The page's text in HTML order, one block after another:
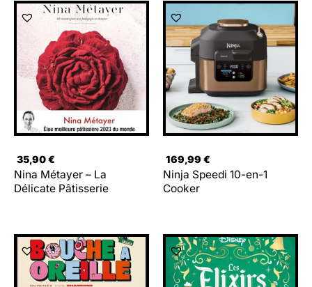
35,90€
Nina Métayer – La
Délicate Pâtisserie
169,99 €
Ninja Speedi 10-en-1
Cooker